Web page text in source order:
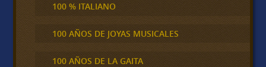
100 % ITALIANO
100 AÑOS DE JOYAS MUSICALES
100 AÑOS DE LA GAITA